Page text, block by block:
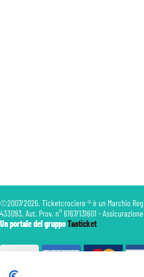
©2007/2026. Ticketcrociere ® è un Marchio
433093. Aut. Prov. n° 6167/131601 -
Un portale del gruppoTaoticket